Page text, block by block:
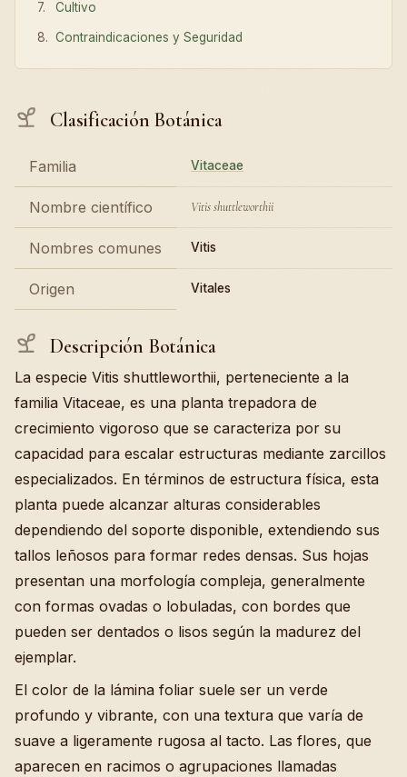
Cultivo
Contraindicaciones y Seguridad
Clasificación Botánica
Familia Vitaceae
Nombre científico Vitis shuttleworthii
Nombres comunes Vitis
Origen Vitales
Descripción Botánica
La especie Vitis shuttleworthii, perteneciente a la
familia Vitaceae, es una planta trepadora de
crecimiento vigoroso que se caracteriza por su
capacidad para escalar estructuras mediante zarcillos
especializados. En términos de estructura física, esta
planta puede alcanzar alturas considerables
dependiendo del soporte disponible, extendiendo sus
tallos leñosos para formar redes densas. Sus hojas
presentan una morfología compleja, generalmente
con formas ovadas o lobuladas, con bordes que
pueden ser dentados o lisos según la madurez del
ejemplar.
El color de la lámina foliar suele ser un verde
profundo y vibrante, con una textura que varía de
suave a ligeramente rugosa al tacto. Las flores, que
aparecen en racimos o agrupaciones llamadas